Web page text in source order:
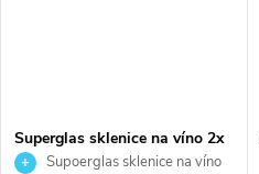
Superglas sklenice na víno 2x
250ml.Supoerglas sklenice na víno